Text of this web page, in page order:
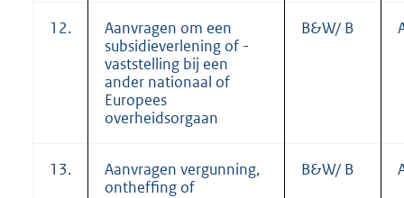
12.
Aanvragen om een
subsidieverlening of -
vaststelling bij een
ander nationaal of
Europees
overheidsorgaan
B&W/ B
13.
Aanvragen vergunning,
ontheffing of
B&W/ B